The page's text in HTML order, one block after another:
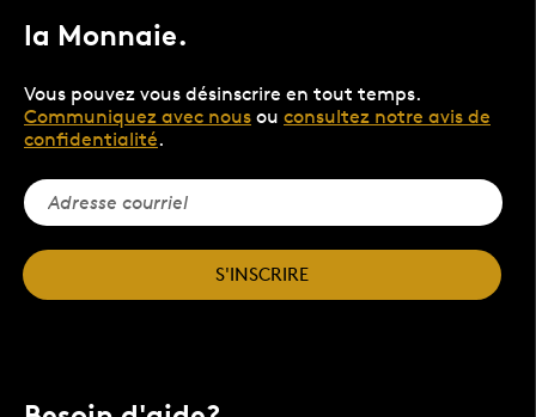
la Monnaie.
Vous pouvez vous désinscrire en tout temps.
Communiquez avec nous ou consultez notre avis de
confidentialité.
S'INSCRIRE